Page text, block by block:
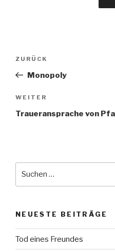
Beitragsnavigation
Vorheriger
Beitrag
ZURÜCK
Monopoly
Nächster
Beitrag
WEITER
Traueransprache von
NEUESTE BEITRÄGE
Tod eines Freundes